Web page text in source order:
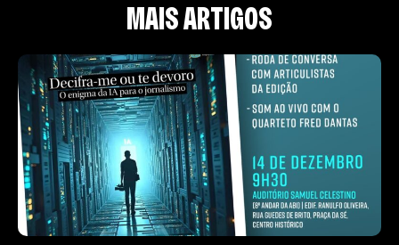
MAIS ARTIGOS